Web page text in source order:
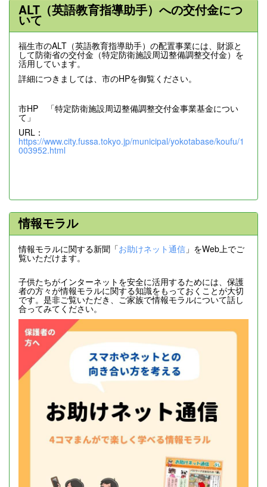
ALT（英語教育指導助手）への交付金につ
いて
福生市のALT（英語教育指導助手）の配置事業には、財源と
して防衛省の交付金（特定防衛施設周辺整備調整交付金）を
活用しています。
詳細につきましては、市のHPを御覧ください。
市HP 「特定防衛施設周辺整備調整交付金事業基金につい
て」
URL：
https://www.city.fussa.tokyo.jp/municipal/yokotabase/koufu/1
003952.html
情報モラル
情報モラルに関する新聞「お助けネット通信 」をWeb上でご
覧いただけます。
子供たちがインターネットを安全に活用するためには、保護
者の方々が情報モラルに関する知識をもっておくことが大切
です。是非ご覧いただき、ご家族で情報モラルについて話し
合ってみてください。